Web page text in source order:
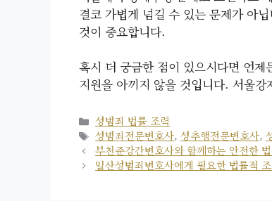
결코 가볍게 넘길 수 있는 문제가 아
것이 중요합니다.
혹시 더 궁금한 점이 있으시다면 언
지원을 아끼지 않을 것입니다. 서울
카
테
고
리
성범죄 법률 조력
태
그
성범죄전문변호사,성추행전문변호사,
부천준강간변호사와 함께하는 안전한
일산성범죄변호사에게 필요한 법률적